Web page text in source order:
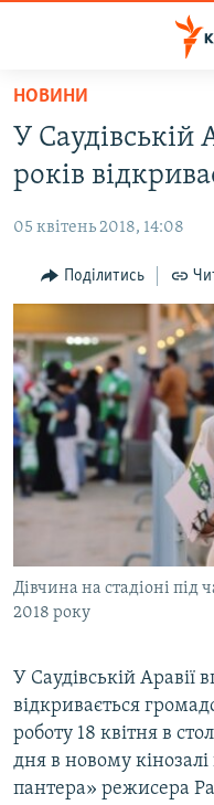
Перейти
основного
матеріалу
Перейти
до
навігації
Перейти
до
пошуку
ВОДА.КРИМ
ВІДЕО ТА ФОТО
ПОЛІТИКА
БЛОГИ
ІНТЕРВ'Ю
ВСЕ ЗА ДЕНЬ
СПЕЦПРОЕКТИ
ДЕПОРТАЦІЯ
ВІДЕОУРОКИ «ELIFBE»
СВІДЧЕННЯ ОКУПАЦІЇ
УКРАЇНСЬКА ПРОБЛЕМА
ЯК ОБІЙТИ
Qırımtatar
Усі сайти RFE/RL
НОВИНИ
У Саудівській
років
05 квітень 2018, 14:08
Поділитись
Дівчина на стадіоні під
2018 року
У Саудівській Аравії
відкривається
роботу 18 квітня в
дня в новому
пантера» режисера